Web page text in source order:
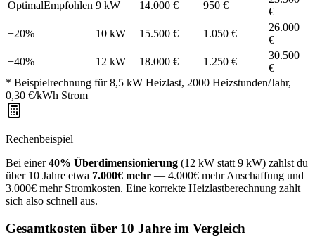
OptimalEmpfohlen 9 kW 14.000 € 950 €
€
+20%
10 kW 15.500 € 1.050 €
26.000
€
+40%
12 kW 18.000 € 1.250 €
30.500
€
* Beispielrechnung für 8,5 kW Heizlast, 2000 Heizstunden/Jahr,
0,30 €/kWh Strom
Rechenbeispiel
Bei einer40% Überdimensionierung (12 kW statt 9 kW) zahlst du
über 10 Jahre etwa 7.000€ mehr — 4.000€ mehr Anschaffung und
3.000€ mehr Stromkosten. Eine korrekte Heizlastberechnung zahlt
sich also schnell aus.
Gesamtkosten über 10 Jahre im Vergleich